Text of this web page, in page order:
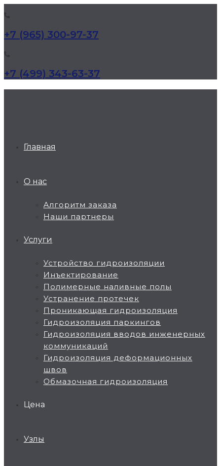
+7 (965) 300-97-37
+7 (499) 343-63-37
Главная
О нас
Алгоритм заказа
Наши партнеры
Услуги
Устройство гидроизоляции
Инъектирование
Полимерные наливные полы
Устранение протечек
Проникающая гидроизоляция
Гидроизоляция паркингов
Гидроизоляция вводов инженерных
коммуникаций
Гидроизоляция деформационных
швов
Обмазочная гидроизоляция
Цена
Узлы